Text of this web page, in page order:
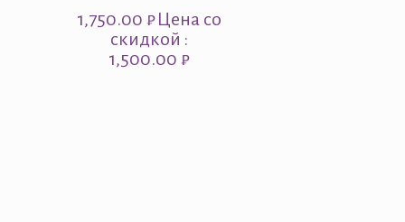
1,750.00 ₽Цена со
скидкой :
1,500.00 ₽